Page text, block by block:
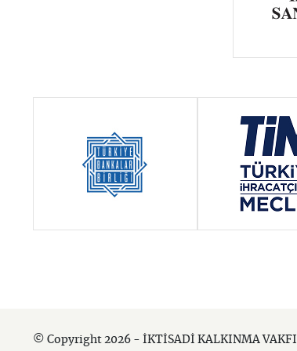
© Copyright 2026 - İKTİSADİ KALKINMA VAKFI